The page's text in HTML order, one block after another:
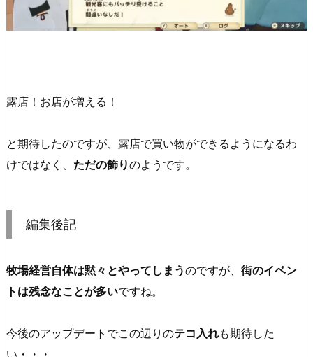
露店！お店が増える！
と期待したのですが、露店で買い物ができるようになるわ
けではなく、 ただの飾りのようです。
編集後記
牧場経営自体は黙々とやってしまうのですが、 街のイベン
トは残念なことが多いですね。
今後のアップデートでこの辺りのテコ入れも期待した